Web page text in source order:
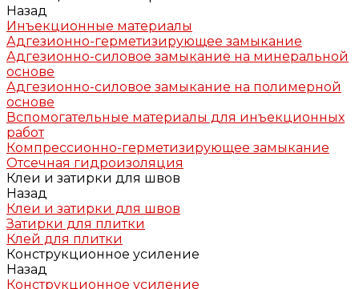
Назад
Инъекционные материалы
Адгезионно-герметизирующее замыкание
Адгезионно-силовое замыкание на минеральной
основе
Адгезионно-силовое замыкание на полимерной
основе
Вспомогательные материалы для инъекционных
работ
Компрессионно-герметизирующее замыкание
Отсечная гидроизоляция
Клеи и затирки для швов
Назад
Клеи и затирки для швов
Затирки для плитки
Клей для плитки
Конструкционное усиление
Назад
Конструкционное усиление